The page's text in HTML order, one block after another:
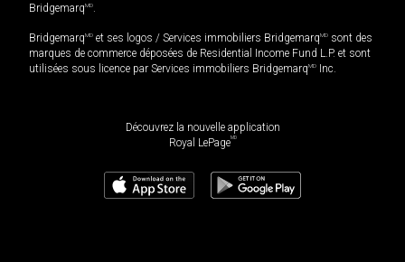
BridgemarqMD.
BridgemarqMD et ses logos / Services immobiliers BridgemarqMD sont des
marques de commerce déposées de Residential Income Fund L.P. et sont
utilisées sous licence par Services immobiliers BridgemarqMD Inc.
Découvrez la nouvelle application
Royal LePageMD